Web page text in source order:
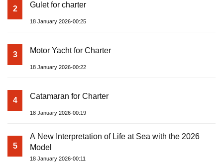
2 Gulet for charter
18 January 2026-00:25
3 Motor Yacht for Charter
18 January 2026-00:22
4 Catamaran for Charter
18 January 2026-00:19
5
A New Interpretation of Life at Sea with the 2026
Model
18 January 2026-00:11